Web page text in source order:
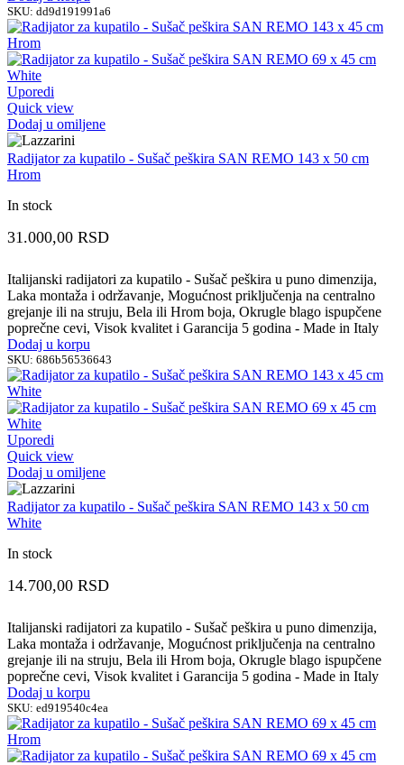
SKU: dd9d191991a6
Uporedi
Quick view
Dodaj u omiljene
Radijator za kupatilo - Sušač peškira SAN REMO 143 x 50 cm
Hrom
In stock
31.000,00 RSD
Italijanski radijatori za kupatilo - Sušač peškira u puno dimenzija,
Laka montaža i održavanje, Mogućnost priključenja na centralno
grejanje ili na struju, Bela ili Hrom boja, Okrugle blago ispupčene
poprečne cevi, Visok kvalitet i Garancija 5 godina - Made in Italy
Dodaj u korpu
SKU: 686b56536643
Uporedi
Quick view
Dodaj u omiljene
Radijator za kupatilo - Sušač peškira SAN REMO 143 x 50 cm
White
In stock
14.700,00 RSD
Italijanski radijatori za kupatilo - Sušač peškira u puno dimenzija,
Laka montaža i održavanje, Mogućnost priključenja na centralno
grejanje ili na struju, Bela ili Hrom boja, Okrugle blago ispupčene
poprečne cevi, Visok kvalitet i Garancija 5 godina - Made in Italy
Dodaj u korpu
SKU: ed919540c4ea